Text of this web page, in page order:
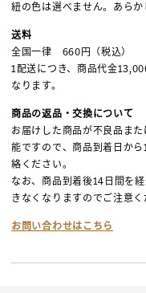
紐の色は選べません。あらか
送料
全国一律 660円（税込）
1配送につき、商品代金
なります。
商品の返品・交換について
お届けした商品が不良品ま
能ですので、商品到着日か
絡ください。
なお、商品到着後14日間を
きなくなりますのでご注意く
お問い合わせはこちら